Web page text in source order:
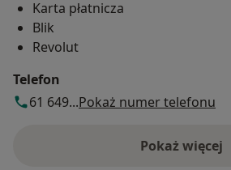
Karta płatnicza
Blik
Revolut
Telefon
61 649...Pokaż numer telefonu
Pokaż więcej
o adresie